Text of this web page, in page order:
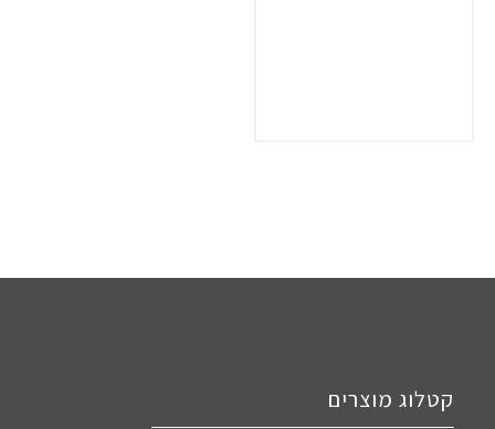
קטלוג מוצרים